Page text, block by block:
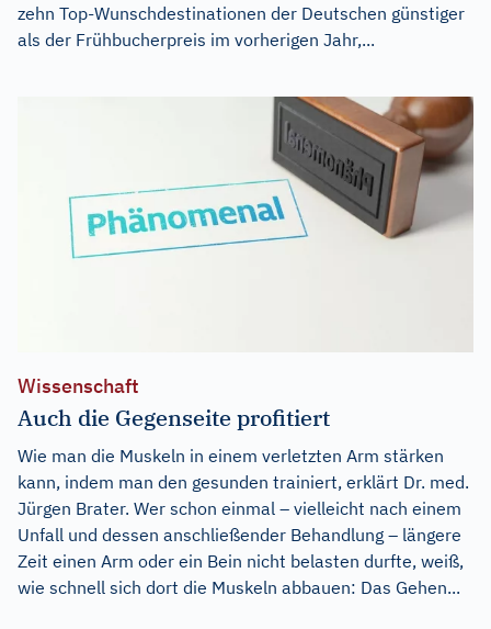
zehn Top-Wunschdestinationen der Deutschen günstiger
als der Frühbucherpreis im vorherigen Jahr,...
Wissenschaft
Auch die Gegenseite profitiert
Wie man die Muskeln in einem verletzten Arm stärken
kann, indem man den gesunden trainiert, erklärt Dr. med.
Jürgen Brater. Wer schon einmal – vielleicht nach einem
Unfall und dessen anschließender Behandlung – längere
Zeit einen Arm oder ein Bein nicht belasten durfte, weiß,
wie schnell sich dort die Muskeln abbauen: Das Gehen...